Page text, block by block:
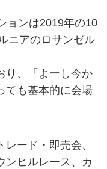
ョンは2019年の10
ニアのロサンゼル
り、「よーし今か
ても基本的に会場
ード・即売会、
ンヒルレース、カ